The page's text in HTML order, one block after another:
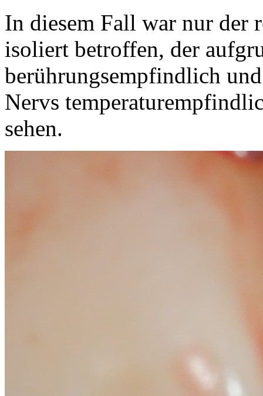
In diesem Fall war nur der
isoliert betroffen, der
berührungsempfindlich
Nervs
sehen.